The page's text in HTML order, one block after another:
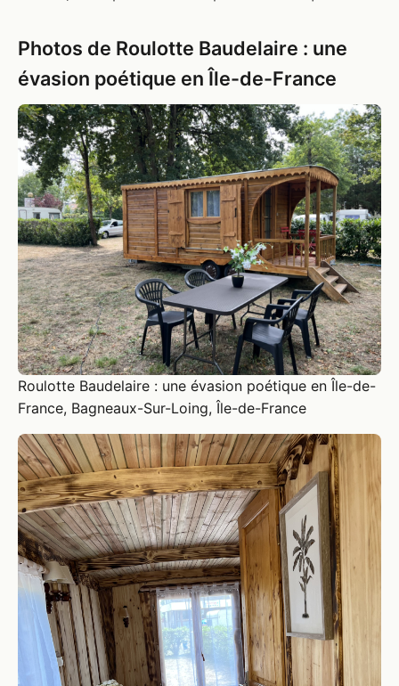
Photos de Roulotte Baudelaire : une
évasion poétique en Île-de-France
Roulotte Baudelaire : une évasion poétique en Île-de-
France, Bagneaux-Sur-Loing, Île-de-France